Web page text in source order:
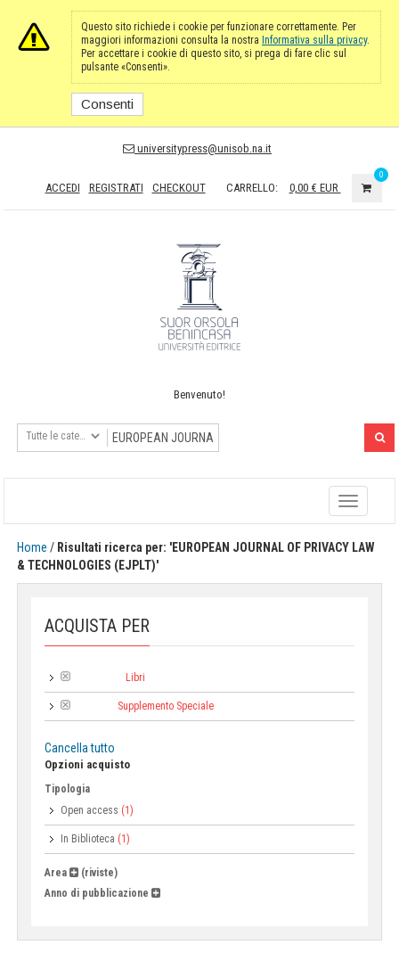
Questo sito richiede i cookie per funzionare correttamente. Per
maggiori informazioni consulta la nostra Informativa sulla privacy.
Per accettare i cookie di questo sito, si prega di fare clic sul
pulsante «Consenti».
Consenti
universitypress@unisob.na.it
ACCEDI REGISTRATI CHECKOUT CARRELLO: 0,00 € EUR
0
Benvenuto!
Toggle
navigation
Home / Risultati ricerca per: 'EUROPEAN JOURNAL OF PRIVACY LAW
& TECHNOLOGIES (EJPLT)'
ACQUISTA PER
Libri
Supplemento Speciale
Cancella tutto
Opzioni acquisto
Tipologia
Open access (1)
In Biblioteca (1)
Area
(riviste)
Anno di pubblicazione